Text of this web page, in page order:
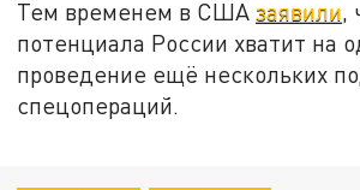
Тем временем в СШАзаявили,
потенциала России хватит на
проведение ещё нескольких
спецопераций.